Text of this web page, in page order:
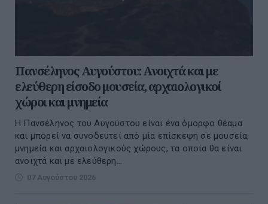
Πανσέληνος Αυγούστου: Ανοιχτά και με
ελεύθερη είσοδο μουσεία, αρχαιολογικοί
χώροι και μνημεία
Η Πανσέληνος του Αυγούστου είναι ένα όμορφο θέαμα
και μπορεί να συνοδευτεί από μία επίσκεψη σε μουσεία,
μνημεία και αρχαιολογικούς χώρους, τα οποία θα είναι
ανοιχτά και με ελεύθερη...
07 Αυγούστου 2026